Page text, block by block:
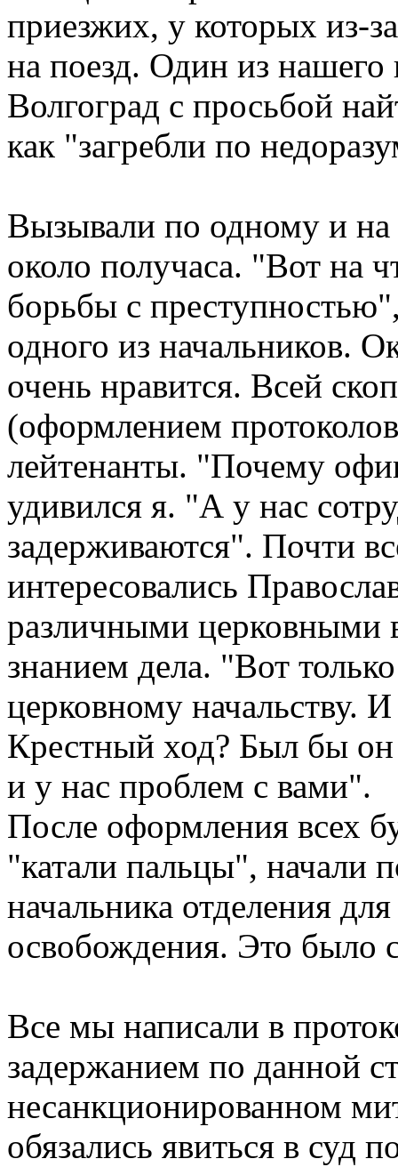
приезжих, у которых из-
на поезд. Один из нашего
Волгоград с просьбой
как "загребли по
Вызывали по одному и
около получаса. "Вот на
борьбы с
одного из начальников.
очень нравится. Всей
(оформлением
лейтенанты. "Почему
удивился я. "А у нас
задерживаются". Почти
интересовались
различными церковными
знанием дела. "Вот
церковному начальству.
Крестный ход? Был бы
и у нас проблем с вами".
После оформления всех
"катали пальцы", начали
начальника отделения
освобождения. Это было
Все мы написали в
задержанием по данной
несанкционированном
обязались явиться в суд